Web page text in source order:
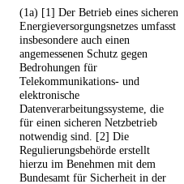
(1a) [1] Der Betrieb eines sicheren
Energieversorgungsnetzes umfasst
insbesondere auch einen
angemessenen Schutz gegen
Bedrohungen für
Telekommunikations- und
elektronische
Datenverarbeitungssysteme, die
für einen sicheren Netzbetrieb
notwendig sind. [2] Die
Regulierungsbehörde erstellt
hierzu im Benehmen mit dem
Bundesamt für Sicherheit in der